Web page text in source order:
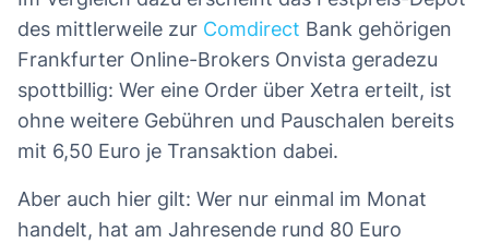
des mittlerweile zur Comdirect Bank gehörigen
Frankfurter Online-Brokers Onvista geradezu
spottbillig: Wer eine Order über Xetra erteilt, ist
ohne weitere Gebühren und Pauschalen bereits
mit 6,50 Euro je Transaktion dabei.
Aber auch hier gilt: Wer nur einmal im Monat
handelt, hat am Jahresende rund 80 Euro